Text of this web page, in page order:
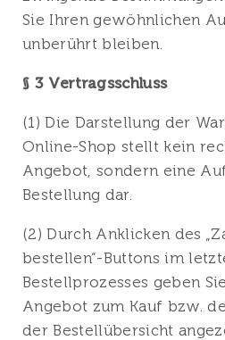
Sie Ihren gewöhnlichen
unberührt bleiben.
§ 3 Vertragsschluss
(1) Die Darstellung der
Online-Shop stellt kein
Angebot, sondern eine
Bestellung dar.
(2) Durch Anklicken des
bestellen“-Buttons im
Bestellprozesses geben
Angebot zum Kauf bzw.
der Bestellübersicht